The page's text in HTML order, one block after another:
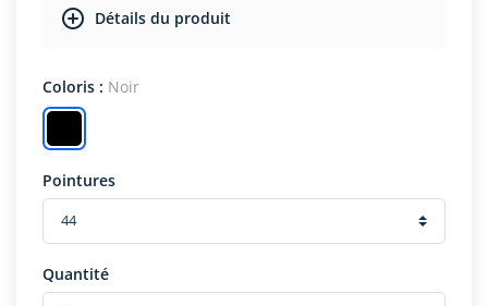
Détails du produit
Coloris : Noir
Pointures
Quantité